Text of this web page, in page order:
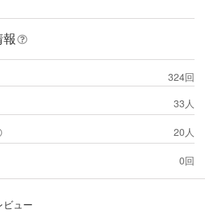
324回
33人
20人
0回
ビュー